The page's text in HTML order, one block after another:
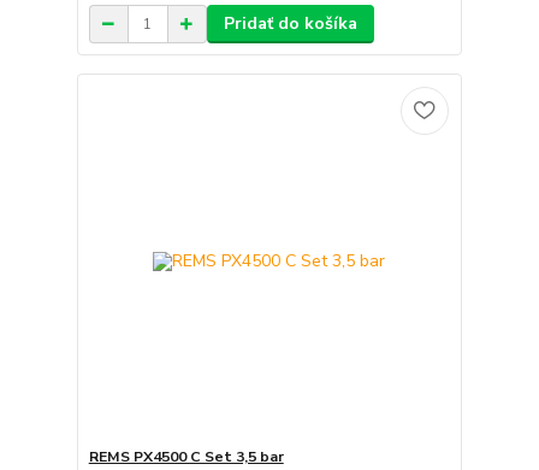
Pridať do košíka
REMS PX4500 C Set 3,5 bar